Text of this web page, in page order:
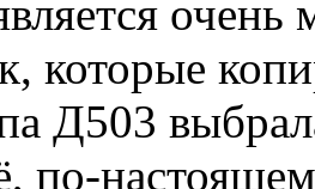
очень
которые
Д503
по-